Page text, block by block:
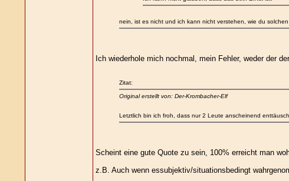
nein, ist es nicht und ich kann nicht verstehen, wie du
Ich wiederhole mich nochmal, mein Fehler, weder der
Zitat:
Original erstellt von: Der-Krombacher-Elf
Letztlich bin ich froh, dass nur 2 Leute anscheinend
Scheint eine gute Quote zu sein, 100% erreicht man
z.B. Auch wenn essubjektiv/situationsbedingt